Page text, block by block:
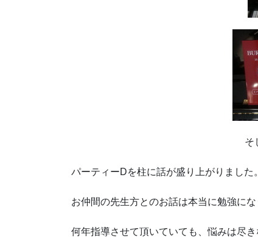
そ
パーティーDを柱に話が盛り上がりました。
お仲間の先生方とのお話は本当に勉強に
何年指導させて頂いていても、悩みは尽